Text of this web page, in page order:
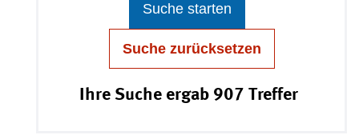
Suche starten
Suche zurücksetzen
Ihre Suche ergab 907 Treffer